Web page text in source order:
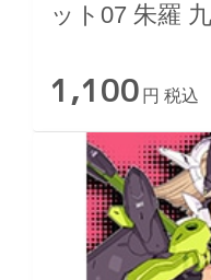
ット07 朱羅
1,100 円 税込